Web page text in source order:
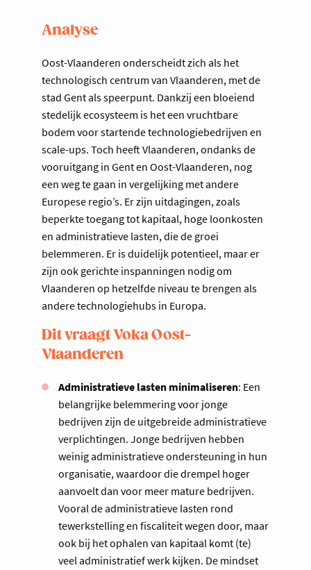
Analyse
Oost-Vlaanderen onderscheidt zich als het
technologisch centrum van Vlaanderen, met de
stad Gent als speerpunt. Dankzij een bloeiend
stedelijk ecosysteem is het een vruchtbare
bodem voor startende technologiebedrijven en
scale-ups. Toch heeft Vlaanderen, ondanks de
vooruitgang in Gent en Oost-Vlaanderen, nog
een weg te gaan in vergelijking met andere
Europese regio’s. Er zijn uitdagingen, zoals
beperkte toegang tot kapitaal, hoge loonkosten
en administratieve lasten, die de groei
belemmeren. Er is duidelijk potentieel, maar er
zijn ook gerichte inspanningen nodig om
Vlaanderen op hetzelfde niveau te brengen als
andere technologiehubs in Europa.
Dit vraagt Voka Oost-
Vlaanderen
Administratieve lasten minimaliseren: Een
belangrijke belemmering voor jonge
bedrijven zijn de uitgebreide administratieve
verplichtingen. Jonge bedrijven hebben
weinig administratieve ondersteuning in hun
organisatie, waardoor die drempel hoger
aanvoelt dan voor meer mature bedrijven.
Vooral de administratieve lasten rond
tewerkstelling en fiscaliteit wegen door, maar
ook bij het ophalen van kapitaal komt (te)
veel administratief werk kijken. De mindset